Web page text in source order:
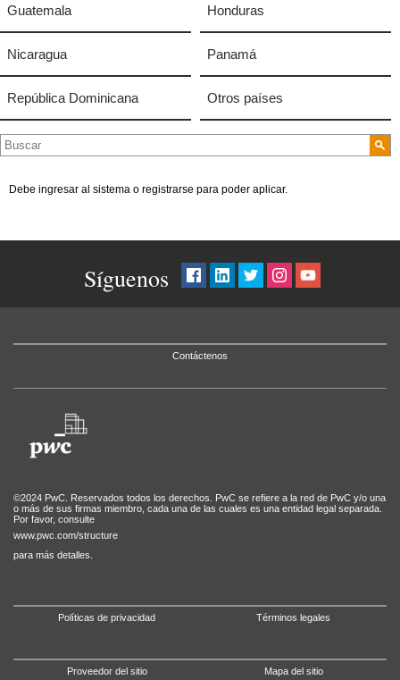
Guatemala Honduras
Nicaragua Panamá
República Dominicana Otros países
Debe ingresar al sistema o registrarse para poder aplicar.
Síguenos
Contáctenos
©2024 PwC. Reservados todos los derechos. PwC se refiere a la red de PwC y/o una
o más de sus firmas miembro, cada una de las cuales es una entidad legal separada.
Por favor, consulte
www.pwc.com/structure
para más detalles.
Políticas de privacidad Términos legales
Proveedor del sitio Mapa del sitio